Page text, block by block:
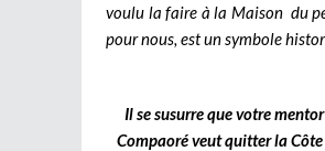
voulu la faire à la Maison du
pour nous, est un symbole
Il se susurre que votre
Compaoré veut quitter la Côte